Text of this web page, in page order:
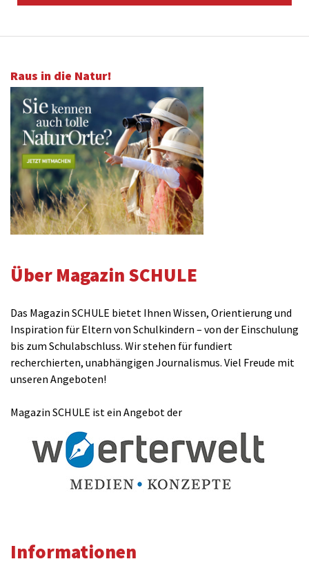
Raus in die Natur!
Über Magazin SCHULE
Das Magazin SCHULE bietet Ihnen Wissen, Orientierung und
Inspiration für Eltern von Schulkindern – von der Einschulung
bis zum Schulabschluss. Wir stehen für fundiert
recherchierten, unabhängigen Journalismus. Viel Freude mit
unseren Angeboten!
Magazin SCHULE ist ein Angebot der
Informationen